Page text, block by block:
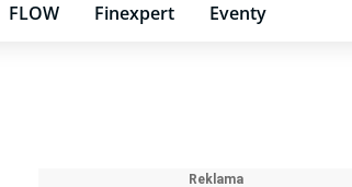
FLOW Finexpert Eventy